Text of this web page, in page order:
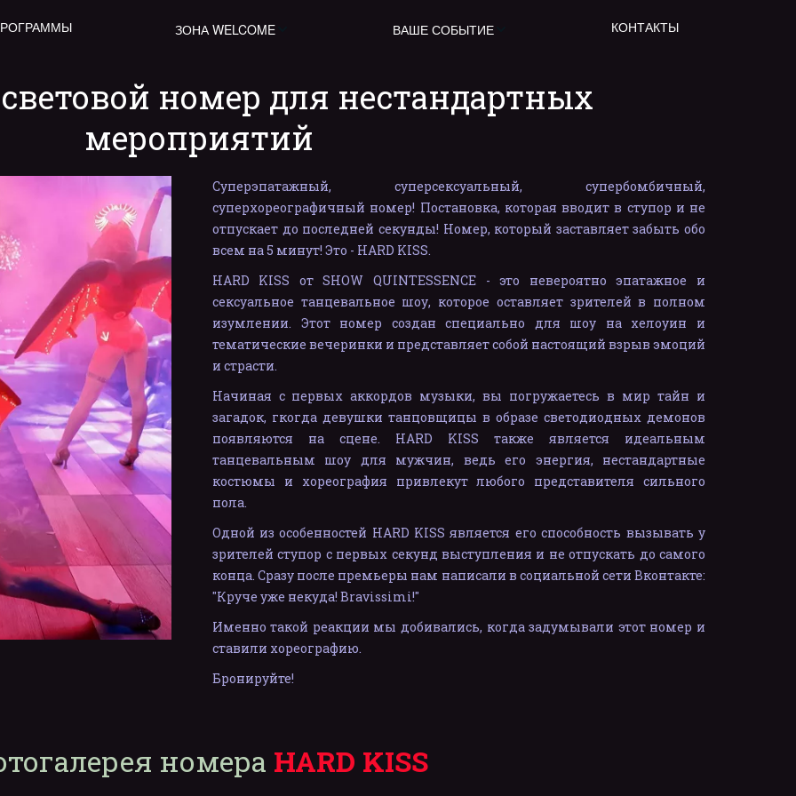
ЗОНА WELCOME ВАШЕ СОБЫТИЕ КОНТАКТЫ
номер для нестандартных
мероприятий
Суперэпатажный, суперсексуальный, супербомбичный,
суперхореографичный номер! Постановка, которая вводит в ступор и не
отпускает до последней секунды! Номер, который заставляет забыть обо
всем на 5 минут! Это - HARD KISS.
HARD KISS от SHOW QUINTESSENCE - это невероятно эпатажное и
сексуальное танцевальное шоу, которое оставляет зрителей в полном
изумлении. Этот номер создан специально для шоу на хелоуин и
тематические вечеринки и представляет собой настоящий взрыв эмоций
и страсти.
Начиная с первых аккордов музыки, вы погружаетесь в мир тайн и
загадок, гкогда девушки танцовщицы в образе светодиодных демонов
появляются на сцене. HARD KISS также является идеальным
танцевальным шоу для мужчин, ведь его энергия, нестандартные
костюмы и хореография привлекут любого представителя сильного
пола.
Одной из особенностей HARD KISS является его способность вызывать у
зрителей ступор с первых секунд выступления и не отпускать до самого
конца. Сразу после премьеры нам написали в социальной сети Вконтакте:
"Круче уже некуда! Bravissimi!"
Именно такой реакции мы добивались, когда задумывали этот номер и
ставили хореографию.
Бронируйте!
номера HARD KISS